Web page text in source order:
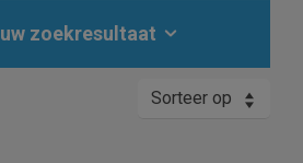
zoekresultaat
Sorteer op